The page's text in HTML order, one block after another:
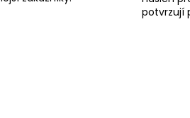
potvrzují